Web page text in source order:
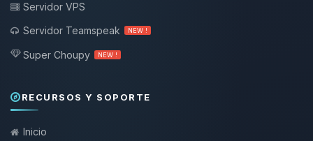
Servidor VPS
Servidor Teamspeak
NEW !
Super Choupy NEW !
RECURSOS Y SOPORTE
Inicio